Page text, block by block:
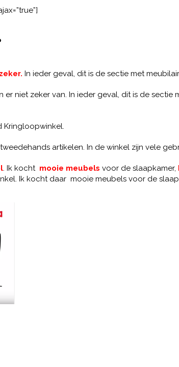
In ieder geval, dit is de sectie met
niet zeker van. In ieder geval, dit is de sectie
Kringloopwinkel.
artikelen. In de winkel zijn vele
. Ik kocht mooie meubels voor de slaapkamer,
Ik kocht daar mooie meubels voor de